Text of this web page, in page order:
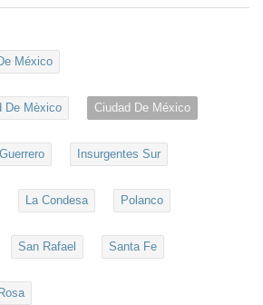
México
De Mèxico Ciudad De México
Guerrero Insurgentes Sur
La Condesa Polanco
San Rafael Santa Fe